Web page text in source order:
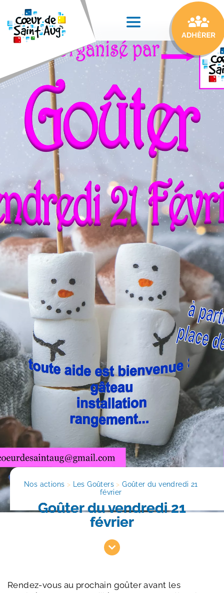
Nos actions > Les Goûters > Goûter du vendredi 21
février
Goûter du vendredi 21
février
Rendez-vous au prochain goûter avant les